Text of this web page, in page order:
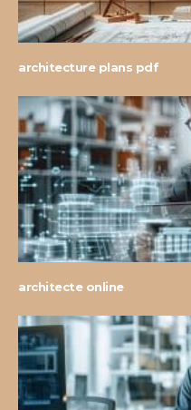
architecture plans pdf
architecte online